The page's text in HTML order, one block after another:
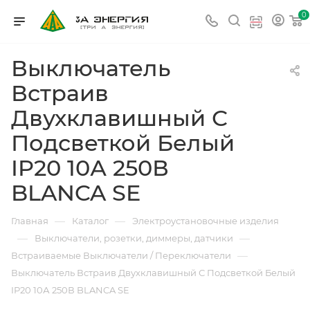
0
Выключатель
Встраив
Двухклавишный С
Подсветкой Белый
IP20 10А 250В
BLANCA SE
Главная — Каталог — Электроустановочные изделия
— Выключатели, розетки, диммеры, датчики —
Встраиваемые Выключатели / Переключатели —
Выключатель Встраив Двухклавишный С Подсветкой Белый
IP20 10А 250В BLANCA SE